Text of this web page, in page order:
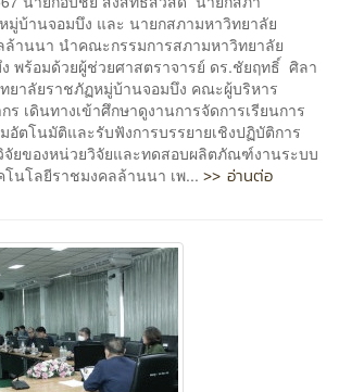
มู่บ้านจอมบึง และ นายกสภามหาวิทยาลัย
ล้านนา นำคณะกรรมการสภามหาวิทยาลัย
พร้อมด้วยผู้ช่วยศาสตราจารย์ ดร.ชัยฤทธิ์ ศิลา
ยาลัยราชภัฏหมู่บ้านจอมบึง คณะผู้บริหาร
เดินทางเข้าศึกษาดูงานการจัดการเรียนการ
อัตโนมัติและรับฟังการบรรยายเชิงปฏิบัติการ
จัยของหน่วยวิจัยและทดสอบผลิตภัณฑ์งานระบบ
โนโลยีราชมงคลล้านนา เพ... >> อ่านต่อ